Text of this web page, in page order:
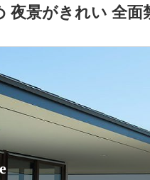
夜景がきれい 全